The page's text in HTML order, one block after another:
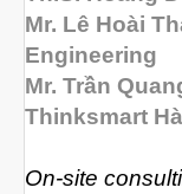
Mr. Lê Hoài
Engineering
Mr. Trần
Thinksmart
On-site